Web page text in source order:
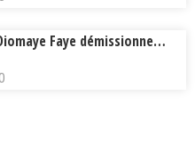
Faye démissionne…
0